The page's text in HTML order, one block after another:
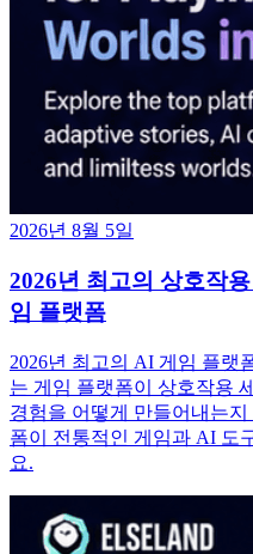
2026년 8월 5일
2026년 최고의 상호작
임 플랫폼
2026년 최고의 AI 게임 플랫
는 게임 플랫폼이 상호작용
경험을 어떻게 만들어내는
폼이 전통적인 게임과 AI 도
요.